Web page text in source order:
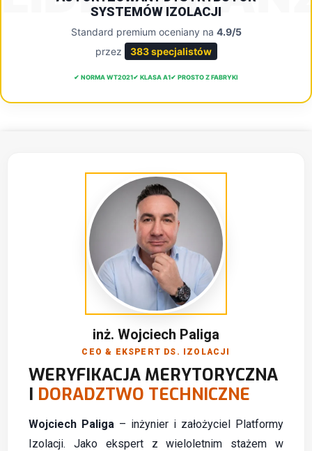
SYSTEMÓW IZOLACJI
Standard premium oceniany na 4.9/5
przez
383 specjalistów
✔ NORMA WT2021✔ KLASA A1✔ PROSTO Z FABRYKI
WERYFIKACJA MERYTORYCZNA
I DORADZTWO TECHNICZNE
Wojciech Paliga – inżynier i założyciel Platformy
Izolacji. Jako ekspert z wieloletnim stażem w
inż. Wojciech Paliga
CEO & EKSPERT DS. IZOLACJI